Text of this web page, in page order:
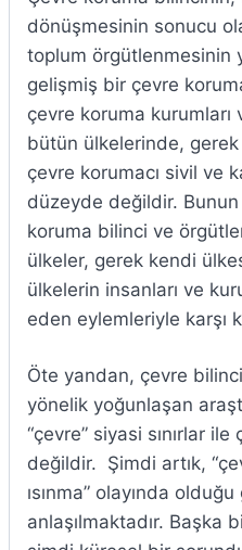
dönüşmesinin sonucu
toplum örgütlenmesinin
gelişmiş bir çevre
çevre koruma kurumları
bütün ülkelerinde,
çevre korumacı sivil ve
düzeyde değildir.
koruma bilinci ve
ülkeler, gerek kendi
ülkelerin insanları ve
eden eylemleriyle karşı
Öte yandan, çevre
yönelik yoğunlaşan
“çevre” siyasi sınırlar
değildir. Şimdi artık,
ısınma” olayında
anlaşılmaktadır. Başka